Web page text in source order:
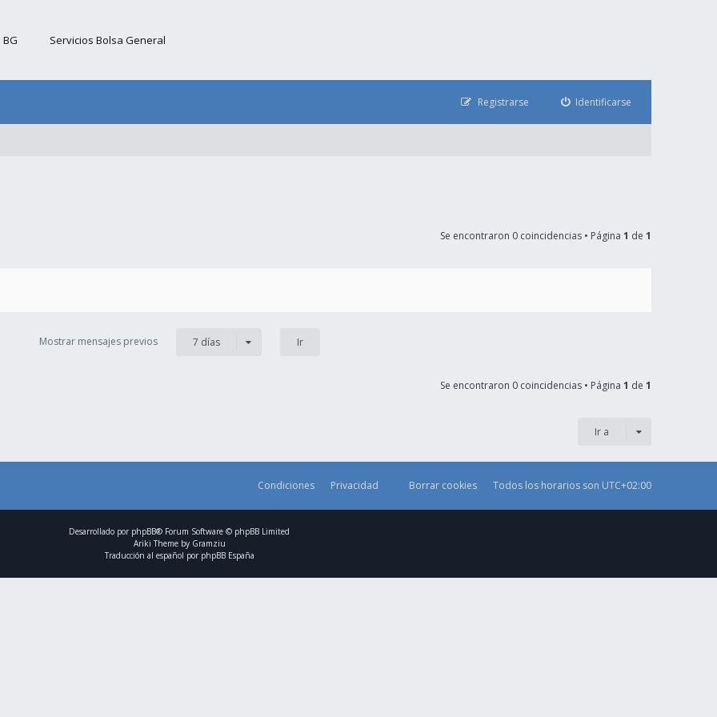
Servicios Bolsa General
Identificarse
Registrarse
Se encontraron 0 coincidencias • Página 1 de 1
Mostrar mensajes previos 7 días
Se encontraron 0 coincidencias • Página 1 de 1
Ir a
Todos los horarios son UTC+02:00
Borrar cookies
Privacidad
Condiciones
Desarrollado por phpBB® Forum Software © phpBB Limited
Ariki Theme by Gramziu
Traducción al español por phpBB España